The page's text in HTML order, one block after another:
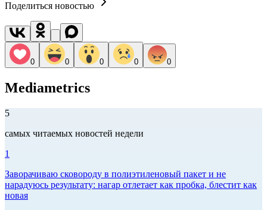
Поделиться новостью
0 0 0 0 0
Mediametrics
5
самых читаемых новостей недели
1
Заворачиваю сковороду в полиэтиленовый пакет и не
нарадуюсь результату: нагар отлетает как пробка, блестит как
новая